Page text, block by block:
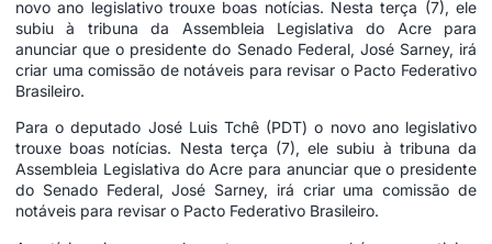
novo ano legislativo trouxe boas notícias. Nesta terça (7), ele
subiu à tribuna da Assembleia Legislativa do Acre para
anunciar que o presidente do Senado Federal, José Sarney, irá
criar uma comissão de notáveis para revisar o Pacto Federativo
Brasileiro.
Para o deputado José Luis Tchê (PDT) o novo ano legislativo
trouxe boas notícias. Nesta terça (7), ele subiu à tribuna da
Assembleia Legislativa do Acre para anunciar que o presidente
do Senado Federal, José Sarney, irá criar uma comissão de
notáveis para revisar o Pacto Federativo Brasileiro.